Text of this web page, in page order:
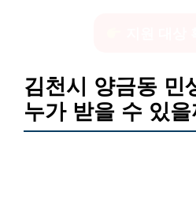
김천시 양금동 민
누가 받을 수 있